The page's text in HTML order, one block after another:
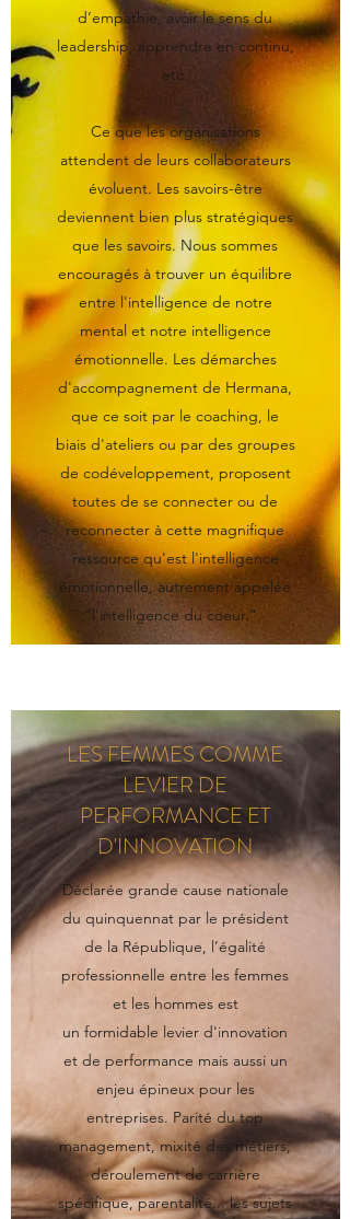
d’empathie, avoir le sens du
leadership, apprendre en continu,
etc.
Ce que les organisations
attendent de leurs collaborateurs
évoluent. Les savoirs-être
deviennent bien plus stratégiques
que les savoirs. Nous sommes
encouragés à trouver un équilibre
entre l'intelligence de notre
mental et notre intelligence
émotionnelle. Les démarches
d'accompagnement de Hermana,
que ce soit par le coaching, le
biais d'ateliers ou par des groupes
de codéveloppement, proposent
toutes de se connecter ou de
reconnecter à cette magnifique
ressource qu'est l'intelligence
émotionnelle, autrement appelée
"l'intelligence du coeur."
LES FEMMES COMME
LEVIER DE
PERFORMANCE ET
D'INNOVATION
Déclarée grande cause nationale
du quinquennat par le président
de la République, l’égalité
professionnelle entre les femmes
et les hommes est
un formidable levier d'innovation
et de performance mais aussi un
enjeu épineux pour les
entreprises. Parité du top
management, mixité des métiers,
déroulement de carrière
spécifique, parentalité... les sujets